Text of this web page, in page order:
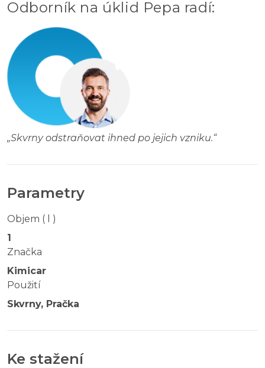
Odborník na úklid Pepa radí:
„Skvrny odstraňovat ihned po jejich vzniku.“
Parametry
Objem ( l )
1
Značka
Kimicar
Použití
Skvrny, Pračka
Ke stažení